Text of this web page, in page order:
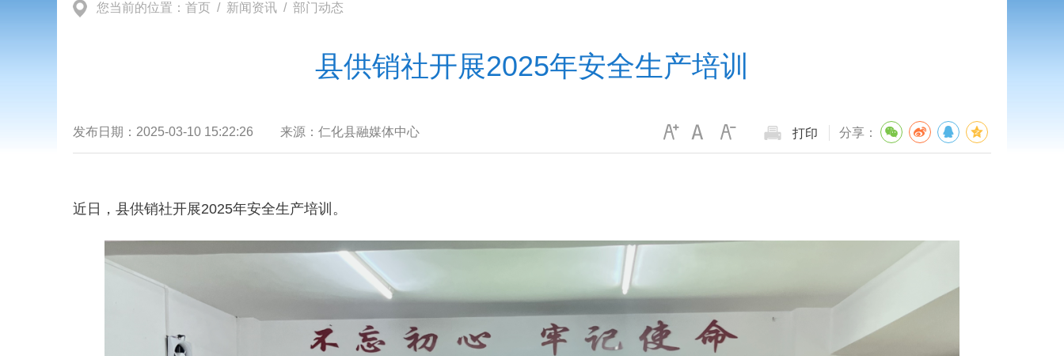
您当前的位置： 首页 / 新闻资讯 / 部门动态
县供销社开展2025年安全生产培训
发布日期： 2025-03-10 15:22:26 来源： 仁化县融媒体中心 打印 分享：
近日，县供销社开展2025年安全生产培训。